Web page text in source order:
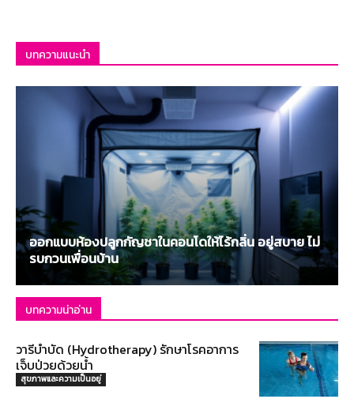
บทความแนะนำ
ออกแบบห้องปลูกกัญชาในคอนโดให้ไร้กลิ่น อยู่สบาย ไม่
รบกวนเพื่อนบ้าน
บทความน่าอ่าน
วารีบำบัด (Hydrotherapy) รักษาโรคอาการ
เจ็บป่วยด้วยน้ำ
สุขภาพและความเป็นอยู่